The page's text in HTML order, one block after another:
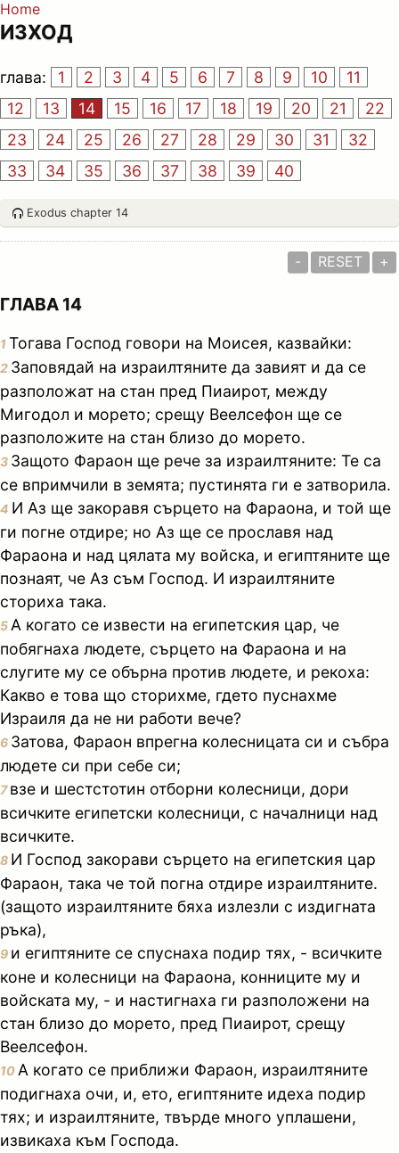
Home
ИЗХОД
глава: 1 2 3 4 5 6 7 8 9 10
11
12
13 14 15 16 17 18 19 20 21
22
23
24 25 26 27 28 29 30 31
32
33
34 35 36 37 38 39 40
Exodus chapter 14
- RESET +
ГЛАВА 14
1Тогава Господ говори на Моисея, казвайки:
2 Заповядай на израилтяните да завият и да се
разположат на стан пред Пиаирот, между
Мигодол и морето; срещу Веелсефон ще се
разположите на стан близо до морето.
3 Защото Фараон ще рече за израилтяните: Те са
се впримчили в земята; пустинята ги е затворила.
4 И Аз ще закоравя сърцето на Фараона, и той ще
ги погне отдире; но Аз ще се прославя над
Фараона и над цялата му войска, и египтяните ще
познаят, че Аз съм Господ. И израилтяните
сториха така.
5 А когато се извести на египетския цар, че
побягнаха людете, сърцето на Фараона и на
слугите му се обърна против людете, и рекоха:
Какво е това що сторихме, гдето пуснахме
Израиля да не ни работи вече?
6 Затова, Фараон впрегна колесницата си и събра
людете си при себе си;
7взе и шестстотин отборни колесници, дори
всичките египетски колесници, с началници над
всичките.
8 И Господ закорави сърцето на египетския цар
Фараон, така че той погна отдире израилтяните.
(защото израилтяните бяха излезли с издигната
ръка),
9 и египтяните се спуснаха подир тях, - всичките
коне и колесници на Фараона, конниците му и
войската му, - и настигнаха ги разположени на
стан близо до морето, пред Пиаирот, срещу
Веелсефон.
10 А когато се приближи Фараон, израилтяните
подигнаха очи, и, ето, египтяните идеха подир
тях; и израилтяните, твърде много уплашени,
извикаха към Господа.